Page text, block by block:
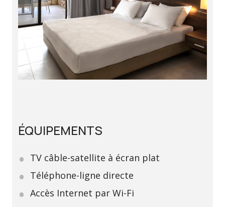
ÉQUIPEMENTS
TV câble-satellite à écran plat
Téléphone-ligne directe
Accès Internet par Wi-Fi